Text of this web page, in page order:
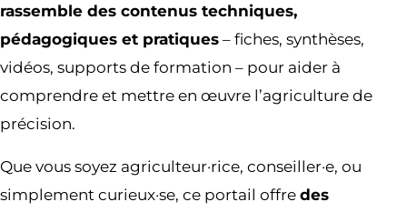
rassemble des contenus techniques,
pédagogiques et pratiques – fiches, synthèses,
vidéos, supports de formation – pour aider à
comprendre et mettre en œuvre l’agriculture de
précision.
Que vous soyez agriculteur·rice, conseiller·e, ou
simplement curieux·se, ce portail offre des